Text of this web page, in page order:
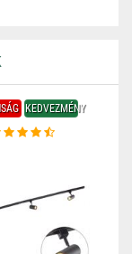
KEDVEZMÉNY